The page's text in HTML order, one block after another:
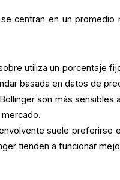
centran en un
utiliza un porcentaje
basada en datos de
son más sensibles
suele preferirse
tienden a funcionar